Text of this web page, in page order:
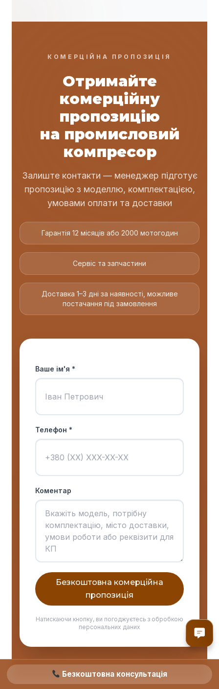
КОМЕРЦІЙНА ПРОПОЗИЦІЯ
Отримайте
комерційну
пропозицію
на промисловий
компресор
Залиште контакти — менеджер підготує
пропозицію з моделлю, комплектацією,
умовами оплати та доставки
Гарантія 12 місяців або 2000 мотогодин
Сервіс та запчастини
Доставка 1–3 дні за наявності, можливе
постачання під замовлення
Ваше ім'я *
Телефон *
Коментар
Безкоштовна комерційна
пропозиція
Натискаючи кнопку, ви погоджуєтесь з обробкою
персональних даних
Безкоштовна консультація